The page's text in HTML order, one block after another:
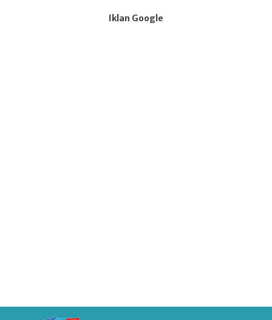
Iklan Google